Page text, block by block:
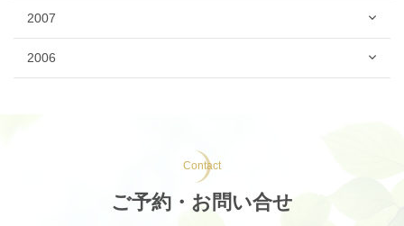
2007
2006
Contact
ご予約・お問い合せ